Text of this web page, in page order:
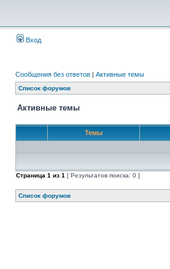
Вход
Сообщения без ответов | Активные темы
Список форумов
Активные темы
Темы
Страница 1 из 1 [ Результатов поиска: 0 ]
Список форумов